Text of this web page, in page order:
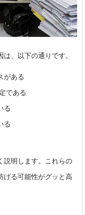
、以下の通りです。
がある
である
る
る
説明します。これらの
げる可能性がグッと高